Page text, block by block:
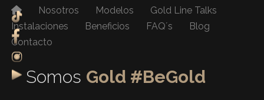
Nosotros Modelos
Gold Line Talks
Instalaciones
Beneficios FAQ´s
Blog
Contacto
Somos Gold #BeGold